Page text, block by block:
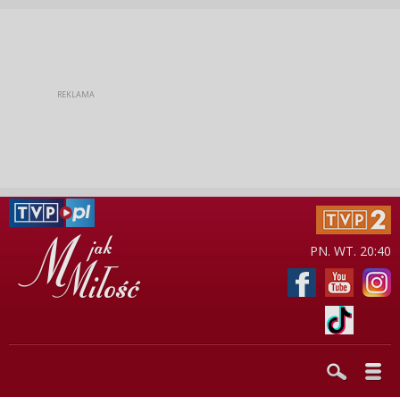
PN. WT. 20:40